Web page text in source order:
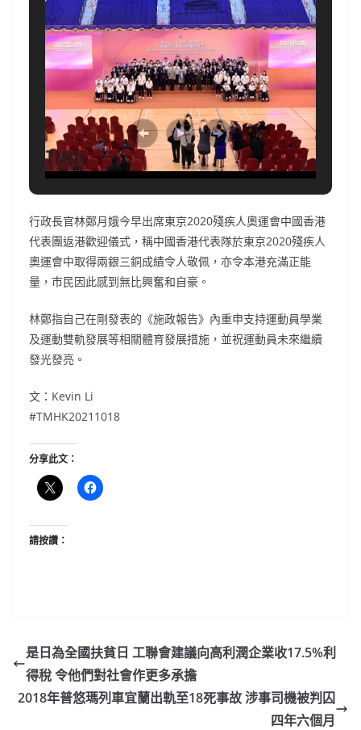
行政長官林鄭月娥今早出席東京2020殘疾人奧運會中國香港
代表團返港歡迎儀式，稱中國香港代表隊於東京2020殘疾人
奧運會中取得兩銀三銅成績令人敬佩，亦令本港充滿正能
量，市民因此感到無比興奮和自豪。
林鄭指自己在剛發表的《施政報告》內重申支持運動員學業
及運動雙軌發展等相關體育發展措施，並祝運動員未來繼續
發光發亮。
文：Kevin Li
#TMHK20211018
分享此文：
請按讚：
是日為全國扶貧日 工聯會建議向高利潤企業收17.5%利
得稅 令他們對社會作更多承擔
2018年普悠瑪列車宜蘭出軌至18死事故 涉事司機被判囚
四年六個月